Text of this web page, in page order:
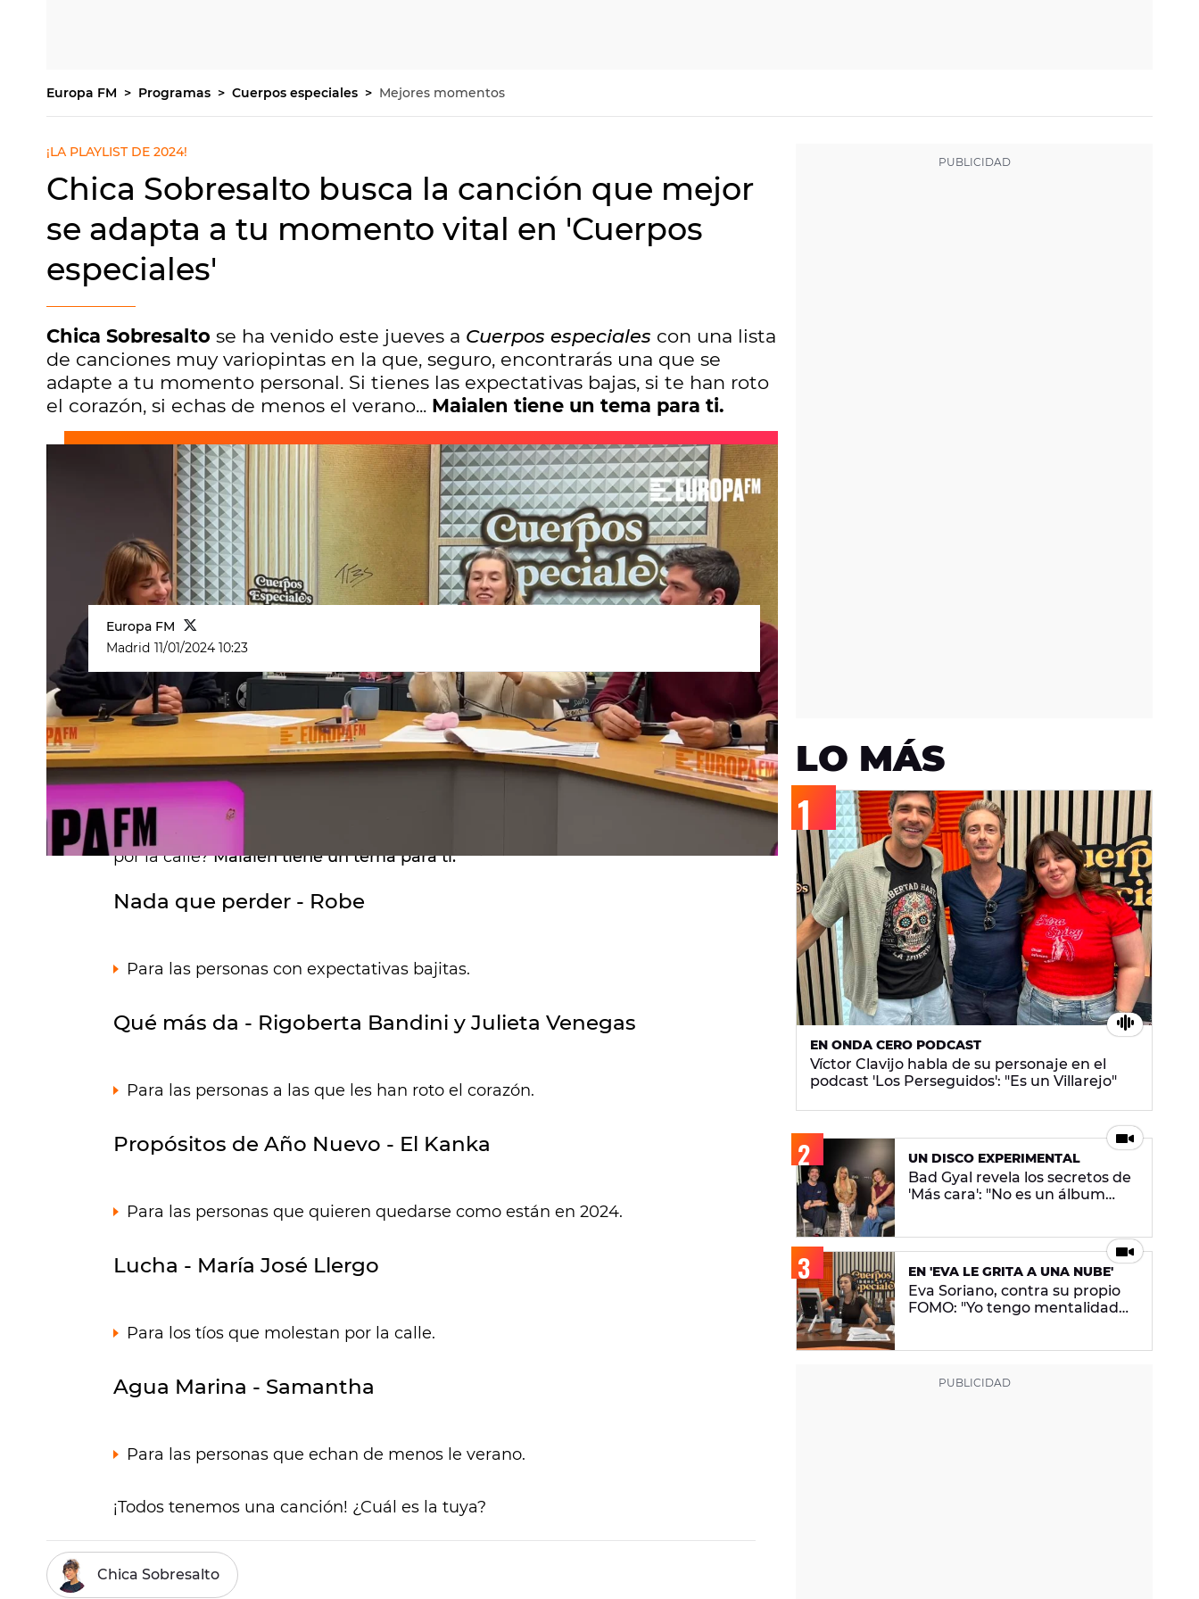
Europa FM Programas Cuerpos especiales Mejores momentos
¡LA PLAYLIST DE 2024!
Chica Sobresalto busca la canción que mejor
se adapta a tu momento vital en 'Cuerpos
especiales'
Chica Sobresalto se ha venido este jueves a Cuerpos especiales con una lista
de canciones muy variopintas en la que, seguro, encontrarás una que se
adapte a tu momento personal. Si tienes las expectativas bajas, si te han roto
el corazón, si echas de menos el verano... Maialen tiene un tema para ti.
Europa FM
Madrid 11/01/2024 10:23
Chica Sobresalto se ha propuesto que cada oyente deCuerpos especiales
tenga su canción este inicio de 2024.
La experta musical delmorningdeEuropa FMha preparado una playlistllena
de propuetas adaptables a cada momento personal.
¿Tienes las expectativas bajas? ¿Te han roto el corazón? ¿Los tíos te molestan
por la calle?Maialen tiene un tema para ti.
Nada que perder - Robe
Para las personas con expectativas bajitas.
Qué más da - Rigoberta Bandini y Julieta Venegas
Para las personas a las que les han roto el corazón.
Propósitos de Año Nuevo - El Kanka
Para las personas que quieren quedarse como están en 2024.
Lucha - María José Llergo
Para los tíos que molestan por la calle.
Agua Marina - Samantha
Para las personas que echan de menos le verano.
¡Todos tenemos una canción! ¿Cuál es la tuya?
Chica Sobresalto
LO MÁS
EN ONDA CERO PODCAST
Víctor Clavijo habla de su personaje en el
podcast 'Los Perseguidos': "Es un Villarejo"
UN DISCO EXPERIMENTAL
Bad Gyal revela los secretos de
'Más cara': "No es un álbum
EN 'EVA LE GRITA A UNA NUBE'
Eva Soriano, contra su propio
FOMO: "Yo tengo mentalidad